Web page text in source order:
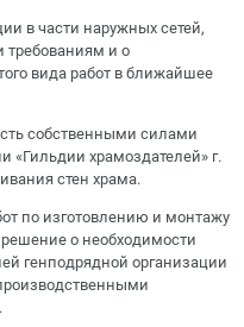
в части наружных сетей,
требованиям и о
вида работ в ближайшее
собственными силами
«Гильдии храмоздателей» г.
стен храма.
по изготовлению и монтажу
о необходимости
генподрядной организации